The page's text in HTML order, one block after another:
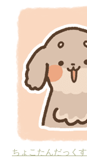
ちょこたんだっくす